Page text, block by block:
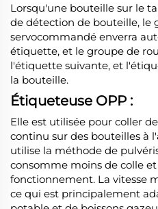
Lorsqu'une bouteille sur le
de détection de bouteille, le
servocommandé enverra
étiquette, et le groupe de
l'étiquette suivante, et
la bouteille.
Étiqueteuse OPP :
Elle est utilisée pour coller
continu sur des bouteilles à
utilise la méthode de
consomme moins de colle
fonctionnement. La vitesse
ce qui est principalement